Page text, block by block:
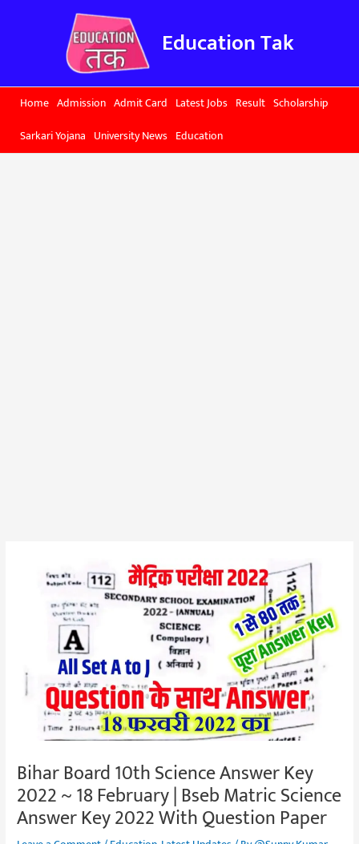
Education Tak
Home Admission Admit Card Latest Jobs Result Scholarship
Sarkari Yojana University News Education
Bihar Board 10th Science Answer Key
2022 ~ 18 February | Bseb Matric Science
Answer Key 2022 With Question Paper